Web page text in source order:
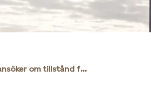
Statkraft ansöker om tillstånd för 2,1 GW havsbaserad vindkraft utanför Stockholm